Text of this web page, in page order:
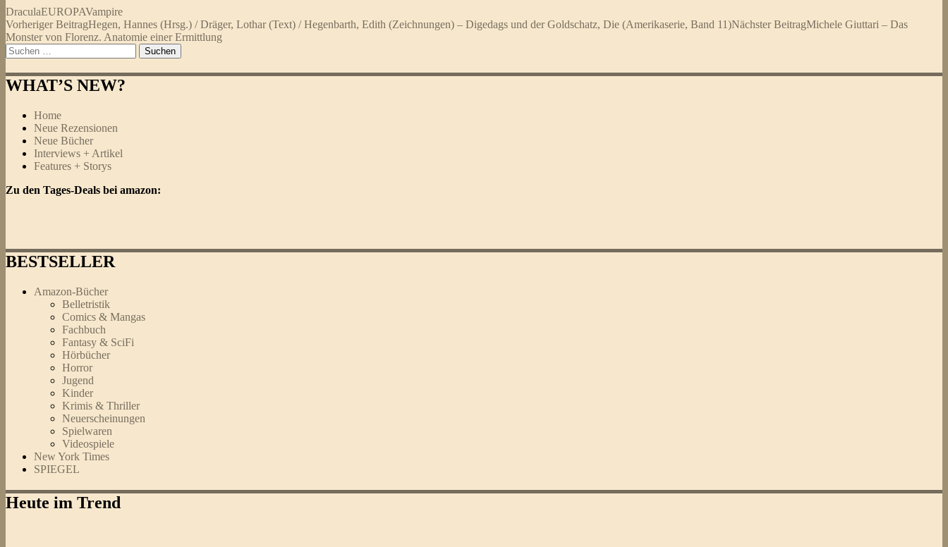
DraculaEUROPAVampire
Beitragsnavigation
Vorheriger BeitragHegen, Hannes (Hrsg.) / Dräger, Lothar (Text) / Hegenbarth, Edith (Zeichnungen) – Digedags und der Goldschatz, Die (Amerikaserie, Band 11)Nächster BeitragMichele Giuttari – Das
Monster von Florenz. Anatomie einer Ermittlung
Suchen
nach:
WHAT’S NEW?
Home
Neue Rezensionen
Neue Bücher
Interviews + Artikel
Features + Storys
Zu den Tages-Deals bei amazon:
BESTSELLER
Amazon-Bücher
Belletristik
Comics & Mangas
Fachbuch
Fantasy & SciFi
Hörbücher
Horror
Jugend
Kinder
Krimis & Thriller
Neuerscheinungen
Spielwaren
Videospiele
New York Times
SPIEGEL
Heute im Trend